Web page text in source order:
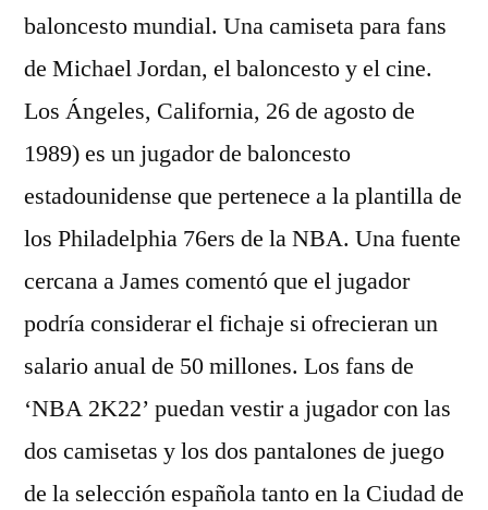
baloncesto mundial. Una camiseta para fans
de Michael Jordan, el baloncesto y el cine.
Los Ángeles, California, 26 de agosto de
1989) es un jugador de baloncesto
estadounidense que pertenece a la plantilla de
los Philadelphia 76ers de la NBA. Una fuente
cercana a James comentó que el jugador
podría considerar el fichaje si ofrecieran un
salario anual de 50 millones. Los fans de
‘NBA 2K22’ puedan vestir a jugador con las
dos camisetas y los dos pantalones de juego
de la selección española tanto en la Ciudad de